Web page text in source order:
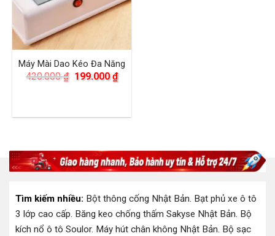
Máy Mài Dao Kéo Đa Năng
420.000₫ Giá
199.000₫Giá
hiện
199.000 ₫.
Tìm kiếm nhiều: Bột thông cống Nhật Bản. Bạt phủ xe ô tô
3 lớp cao cấp. Băng keo chống thấm Sakyse Nhật Bản. Bộ
kích nổ ô tô Soulor. Máy hút chân không Nhật Bản. Bộ sạc